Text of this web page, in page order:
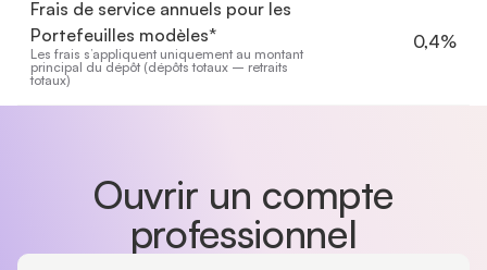
Frais de service annuels pour les
Portefeuilles modèles*
Les frais s’appliquent uniquement au montant
principal du dépôt (dépôts totaux – retraits
totaux)
0,4%
Ouvrir un compte
professionnel